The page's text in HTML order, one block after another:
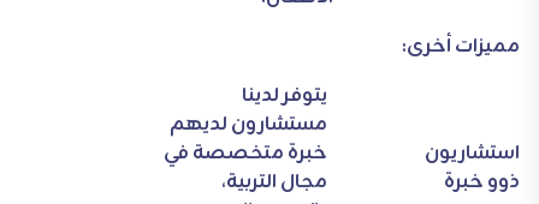
مميزات أخرى:
استشاريون
ذوو خبرة
يتوفر لدينا
مستشارون لديهم
خبرة متخصصة في
مجال التربية،